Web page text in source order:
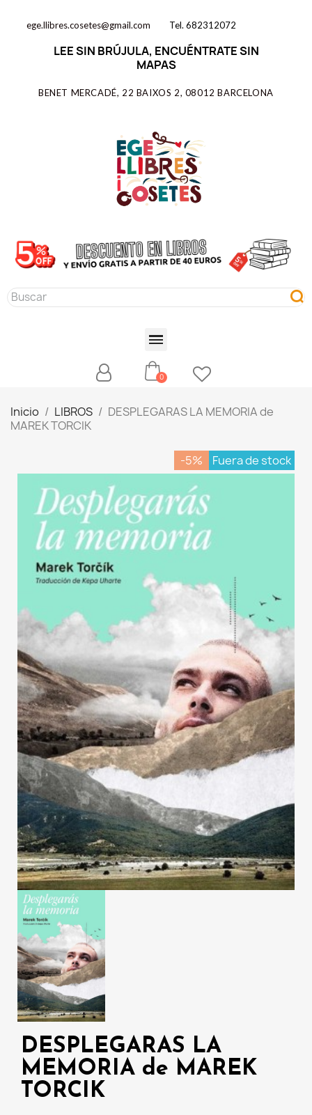
ege.llibres.cosetes@gmail.com Tel. 682312072
LEE SIN BRÚJULA, ENCUÉNTRATE SIN
MAPAS
BENET MERCADÉ, 22 BAIXOS 2, 08012 BARCELONA
Inicio LIBROS
DESPLEGARAS LA MEMORIA de
MAREK TORCIK
-5% Fuera de stock
DESPLEGARAS LA
MEMORIA de MAREK
TORCIK